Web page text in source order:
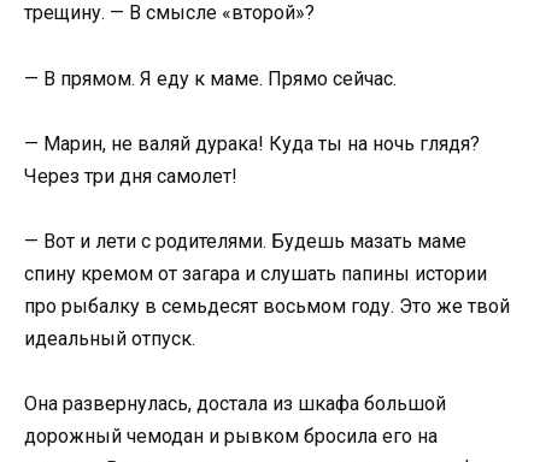
трещину. — В смысле «второй»?
— В прямом. Я еду к маме. Прямо сейчас.
— Марин, не валяй дурака! Куда ты на ночь глядя?
Через три дня самолет!
— Вот и лети с родителями. Будешь мазать маме
спину кремом от загара и слушать папины истории
про рыбалку в семьдесят восьмом году. Это же твой
идеальный отпуск.
Она развернулась, достала из шкафа большой
дорожный чемодан и рывком бросила его на